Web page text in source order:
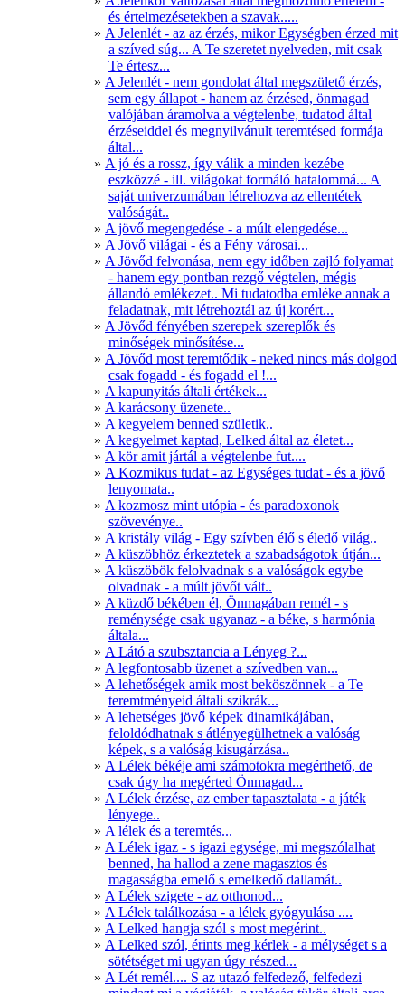
és értelmezésetekben a szavak.....
A Jelenlét - az az érzés, mikor Egységben érzed mit
a szíved súg... A Te szeretet nyelveden, mit csak
Te értesz...
A Jelenlét - nem gondolat által megszülető érzés,
sem egy állapot - hanem az érzésed, önmagad
valójában áramolva a végtelenbe, tudatod által
érzéseiddel és megnyilvánult teremtésed formája
által...
A jó és a rossz, így válik a minden kezébe
eszközzé - ill. világokat formáló hatalommá... A
saját univerzumában létrehozva az ellentétek
valóságát..
A jövő megengedése - a múlt elengedése...
A Jövő világai - és a Fény városai...
A Jövőd felvonása, nem egy időben zajló folyamat
- hanem egy pontban rezgő végtelen, mégis
állandó emlékezet.. Mi tudatodba emléke annak a
feladatnak, mit létrehoztál az új korért...
A Jövőd fényében szerepek szereplők és
minőségek minősítése...
A Jövőd most teremtődik - neked nincs más dolgod
csak fogadd - és fogadd el !...
A kapunyitás általi értékek...
A karácsony üzenete..
A kegyelem benned születik..
A kegyelmet kaptad, Lelked által az életet...
A kör amit jártál a végtelenbe fut....
A Kozmikus tudat - az Egységes tudat - és a jövő
lenyomata..
A kozmosz mint utópia - és paradoxonok
szövevénye..
A kristály világ - Egy szívben élő s éledő világ..
A küszöbhöz érkeztetek a szabadságotok útján...
A küszöbök felolvadnak s a valóságok egybe
olvadnak - a múlt jövőt vált..
A küzdő békében él, Önmagában remél - s
reménysége csak ugyanaz - a béke, s harmónia
általa...
A Látó a szubsztancia a Lényeg ?...
A legfontosabb üzenet a szívedben van...
A lehetőségek amik most beköszönnek - a Te
teremtményeid általi szikrák...
A lehetséges jövő képek dinamikájában,
feloldódhatnak s átlényegülhetnek a valóság
képek, s a valóság kisugárzása..
A Lélek békéje ami számotokra megérthető, de
csak úgy ha megérted Önmagad...
A Lélek érzése, az ember tapasztalata - a játék
lényege..
A lélek és a teremtés...
A Lélek igaz - s igazi egysége, mi megszólalhat
benned, ha hallod a zene magasztos és
magasságba emelő s emelkedő dallamát..
A Lélek szigete - az otthonod...
A Lélek találkozása - a lélek gyógyulása ....
A Lelked hangja szól s most megérint..
A Lelked szól, érints meg kérlek - a mélységet s a
sötétséget mi ugyan úgy részed...
A Lét remél.... S az utazó felfedező, felfedezi